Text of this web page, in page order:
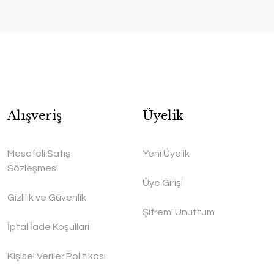
Alışveriş
Mesafeli Satış
Sözleşmesi
Gizlilik ve Güvenlik
İptal İade Koşullari
Kişisel Veriler Politikası
Üyelik
Yeni Üyelik
Üye Girişi
Şifremi Unuttum